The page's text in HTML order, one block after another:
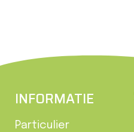
INFORMATIE
Particulier